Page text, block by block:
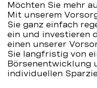
Möchten Sie mehr
Mit unserem
Sie ganz einfach
ein und investieren
einen unserer
Sie langfristig von
Börsenentwicklung
individuellen